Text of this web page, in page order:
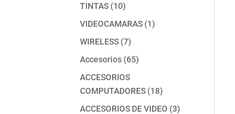
TINTAS 1010
productos
VIDEOCAMARAS 11
WIRELESS 77
productos
Accesorios 6565
ACCESORIOS
COMPUTADORES 1818
productos
ACCESORIOS DE VIDEO 33